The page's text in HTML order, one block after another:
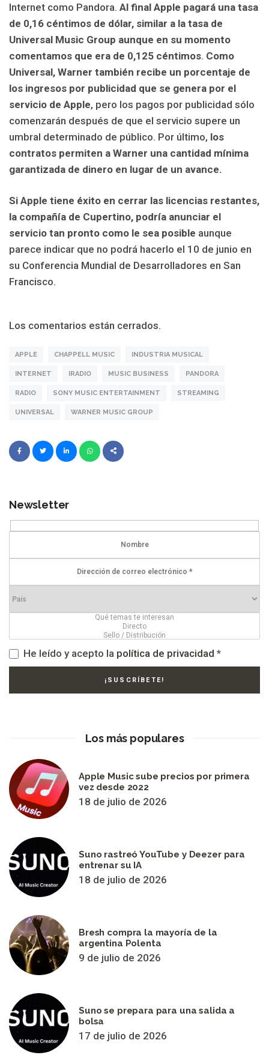
Internet como Pandora. Al final Apple pagará una tasa
de 0,16 céntimos de dólar, similar a la tasa de
Universal Music Group aunque en su momento
comentamos que era de 0,125 céntimos. Como
Universal, Warner también recibe un porcentaje de
los ingresos por publicidad que se genera por el
servicio de Apple, pero los pagos por publicidad sólo
comenzarán después de que el servicio supere un
umbral determinado de público. Por último, los
contratos permiten a Warner una cantidad mínima
garantizada de dinero en lugar de un avance.
Si Apple tiene éxito en cerrar las licencias restantes,
la compañía de Cupertino, podría anunciar el
servicio tan pronto como le sea posible aunque
parece indicar que no podrá hacerlo el 10 de junio en
su Conferencia Mundial de Desarrolladores en San
Francisco.
Los comentarios están cerrados.
APPLE CHAPPELL MUSIC INDUSTRIA MUSICAL
INTERNET IRADIO MUSIC BUSINESS PANDORA
RADIO SONY MUSIC ENTERTAINMENT STREAMING
UNIVERSAL WARNER MUSIC GROUP
Newsletter
He leído y acepto la política de privacidad *
Los más populares
Apple Music sube precios por primera
vez desde 2022
18 de julio de 2026
Suno rastreó YouTube y Deezer para
entrenar su IA
18 de julio de 2026
Bresh compra la mayoría de la
argentina Polenta
9 de julio de 2026
Suno se prepara para una salida a
bolsa
17 de julio de 2026